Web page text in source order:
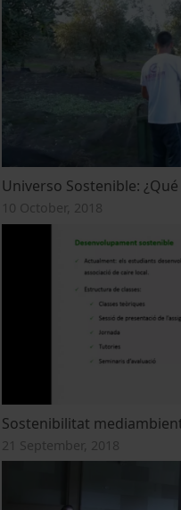
Universo Sostenible:
10 October, 2018
Sostenibilitat
21 September, 2018